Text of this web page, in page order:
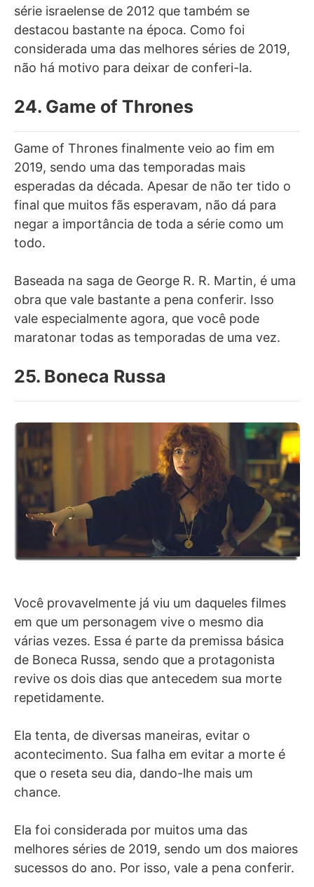
série israelense de 2012 que também se
destacou bastante na época. Como foi
considerada uma das melhores séries de 2019,
não há motivo para deixar de conferi-la.
24. Game of Thrones
Game of Thrones finalmente veio ao fim em
2019, sendo uma das temporadas mais
esperadas da década. Apesar de não ter tido o
final que muitos fãs esperavam, não dá para
negar a importância de toda a série como um
todo.
Baseada na saga de George R. R. Martin, é uma
obra que vale bastante a pena conferir. Isso
vale especialmente agora, que você pode
maratonar todas as temporadas de uma vez.
25. Boneca Russa
Você provavelmente já viu um daqueles filmes
em que um personagem vive o mesmo dia
várias vezes. Essa é parte da premissa básica
de Boneca Russa, sendo que a protagonista
revive os dois dias que antecedem sua morte
repetidamente.
Ela tenta, de diversas maneiras, evitar o
acontecimento. Sua falha em evitar a morte é
que o reseta seu dia, dando-lhe mais um
chance.
Ela foi considerada por muitos uma das
melhores séries de 2019, sendo um dos maiores
sucessos do ano. Por isso, vale a pena conferir.